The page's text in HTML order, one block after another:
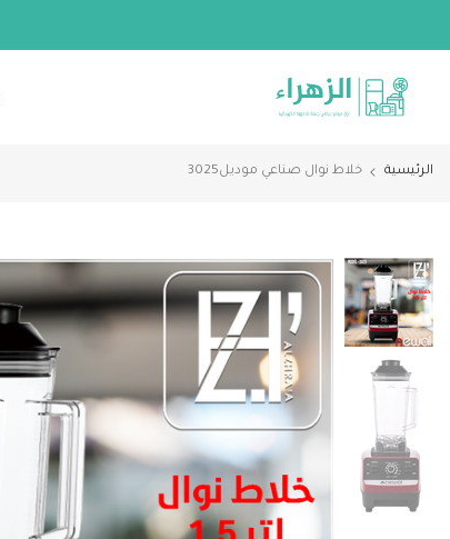
إلى
الرئيسية خلاط نوال صناعي موديل3025